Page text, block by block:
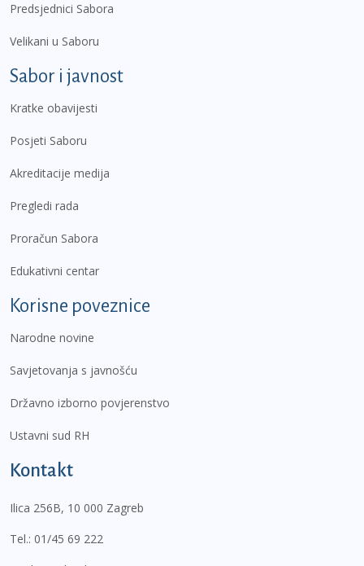
Predsjednici Sabora
Velikani u Saboru
Sabor i javnost
Kratke obavijesti
Posjeti Saboru
Akreditacije medija
Pregledi rada
Proračun Sabora
Edukativni centar
Korisne poveznice
Narodne novine
Savjetovanja s javnošću
Državno izborno povjerenstvo
Ustavni sud RH
Kontakt
Ilica 256B, 10 000 Zagreb
Tel.: 01/45 69 222